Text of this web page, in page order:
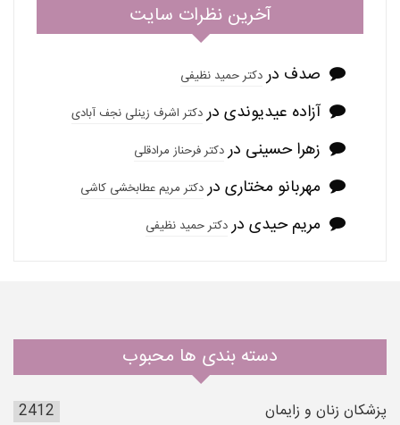
آخرین نظرات سایت
صدف دردکتر حمید نظیفی
آزاده عیدیوندی دردکتر اشرف زینلی نجف آبادی
زهرا حسینی دردکتر فرحناز مرادقلی
مهربانو مختاری دردکتر مریم عطابخشی کاشی
مریم حیدی دردکتر حمید نظیفی
دسته بندی ها محبوب
پزشکان زنان و زایمان
2412